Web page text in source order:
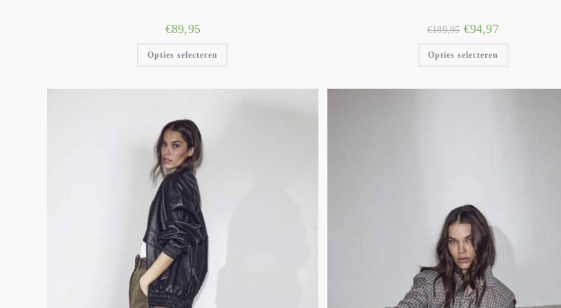
€89,95
Opties selecteren
€189,95 €94,97
Opties selecteren